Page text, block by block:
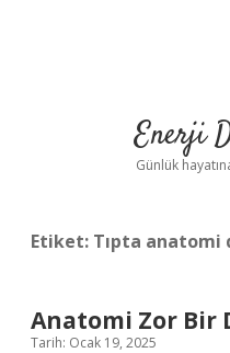
Enerji
Günlük
Etiket: Tıpta anatomi
Anatomi Zor Bir
Tarih: Ocak 19, 2025